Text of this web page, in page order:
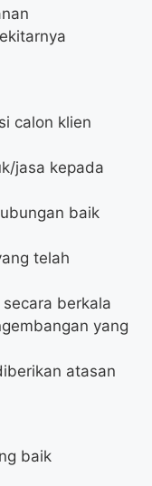
calon klien
jasa kepada
baik
telah
berkala
yang
atasan
baik